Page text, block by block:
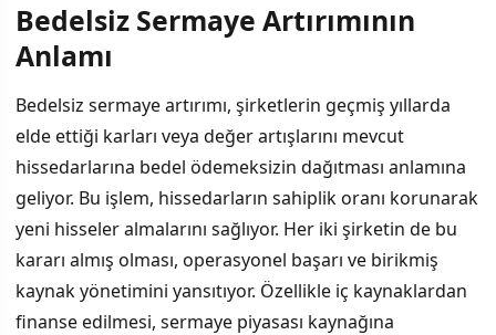
Bedelsiz Sermaye Artırımının
Anlamı
Bedelsiz sermaye artırımı, şirketlerin geçmiş yıllarda
elde ettiği karları veya değer artışlarını mevcut
hissedarlarına bedel ödemeksizin dağıtması anlamına
geliyor. Bu işlem, hissedarların sahiplik oranı korunarak
yeni hisseler almalarını sağlıyor. Her iki şirketin de bu
kararı almış olması, operasyonel başarı ve birikmiş
kaynak yönetimini yansıtıyor. Özellikle iç kaynaklardan
finanse edilmesi, sermaye piyasası kaynağına